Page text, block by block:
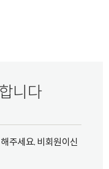
합니다
주세요. 비회원이신